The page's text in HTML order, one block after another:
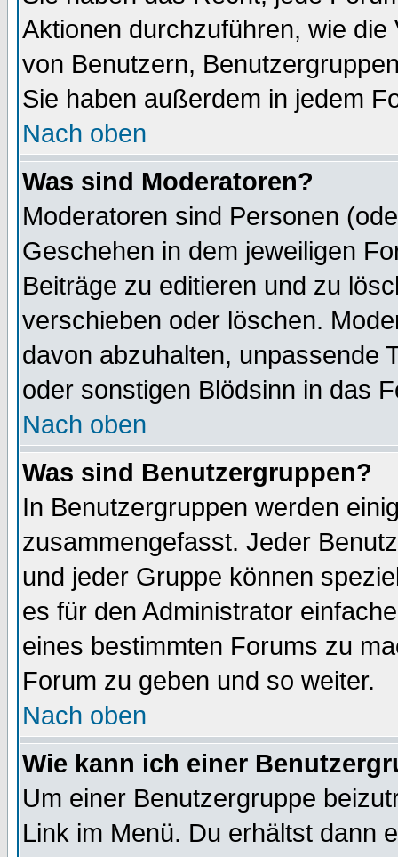
Aktionen durchzuführen, wie
von Benutzern,
Sie haben außerdem in jedem
Nach oben
Was sind Moderatoren?
Moderatoren sind Personen
Geschehen in dem jeweiligen
Beiträge zu editieren und zu
verschieben oder löschen.
davon abzuhalten, unpassende
oder sonstigen Blödsinn in das
Nach oben
Was sind Benutzergruppen?
In Benutzergruppen werden
zusammengefasst. Jeder
und jeder Gruppe können
es für den Administrator
eines bestimmten Forums zu
Forum zu geben und so weiter.
Nach oben
Wie kann ich einer
Um einer Benutzergruppe
Link im Menü. Du erhältst dann